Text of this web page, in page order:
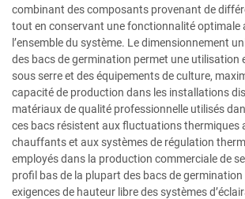
combinant des composants provenant de
tout en conservant une fonctionnalité optimale
l’ensemble du système. Le dimensionnement
des bacs de germination permet une utilisation
sous serre et des équipements de culture,
capacité de production dans les installations
matériaux de qualité professionnelle utilisés
ces bacs résistent aux fluctuations thermiques
chauffants et aux systèmes de régulation
employés dans la production commerciale de
profil bas de la plupart des bacs de
exigences de hauteur libre des systèmes